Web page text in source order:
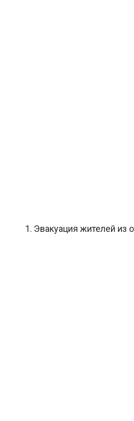
1. Эвакуация жителей из